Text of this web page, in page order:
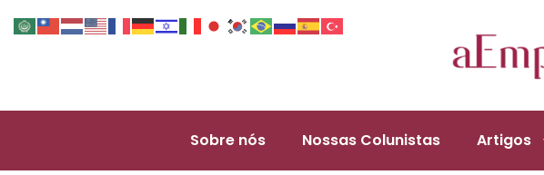
Sobre nós Nossas Colunistas Artigos